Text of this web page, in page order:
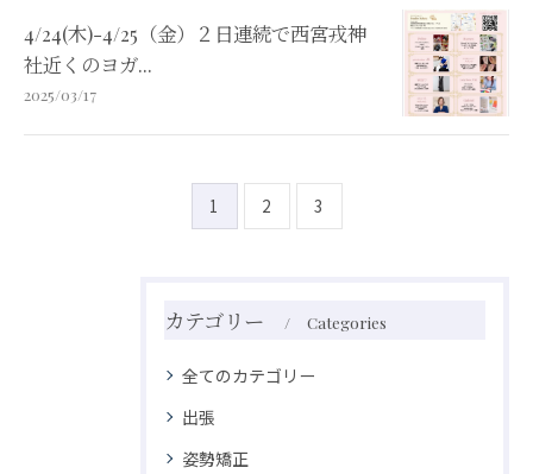
4/24(木)-4/25（金）２日連続で西宮戎神
社近くのヨガ...
2025/03/17
1 2 3
カテゴリー Categories
全てのカテゴリー
出張
姿勢矯正